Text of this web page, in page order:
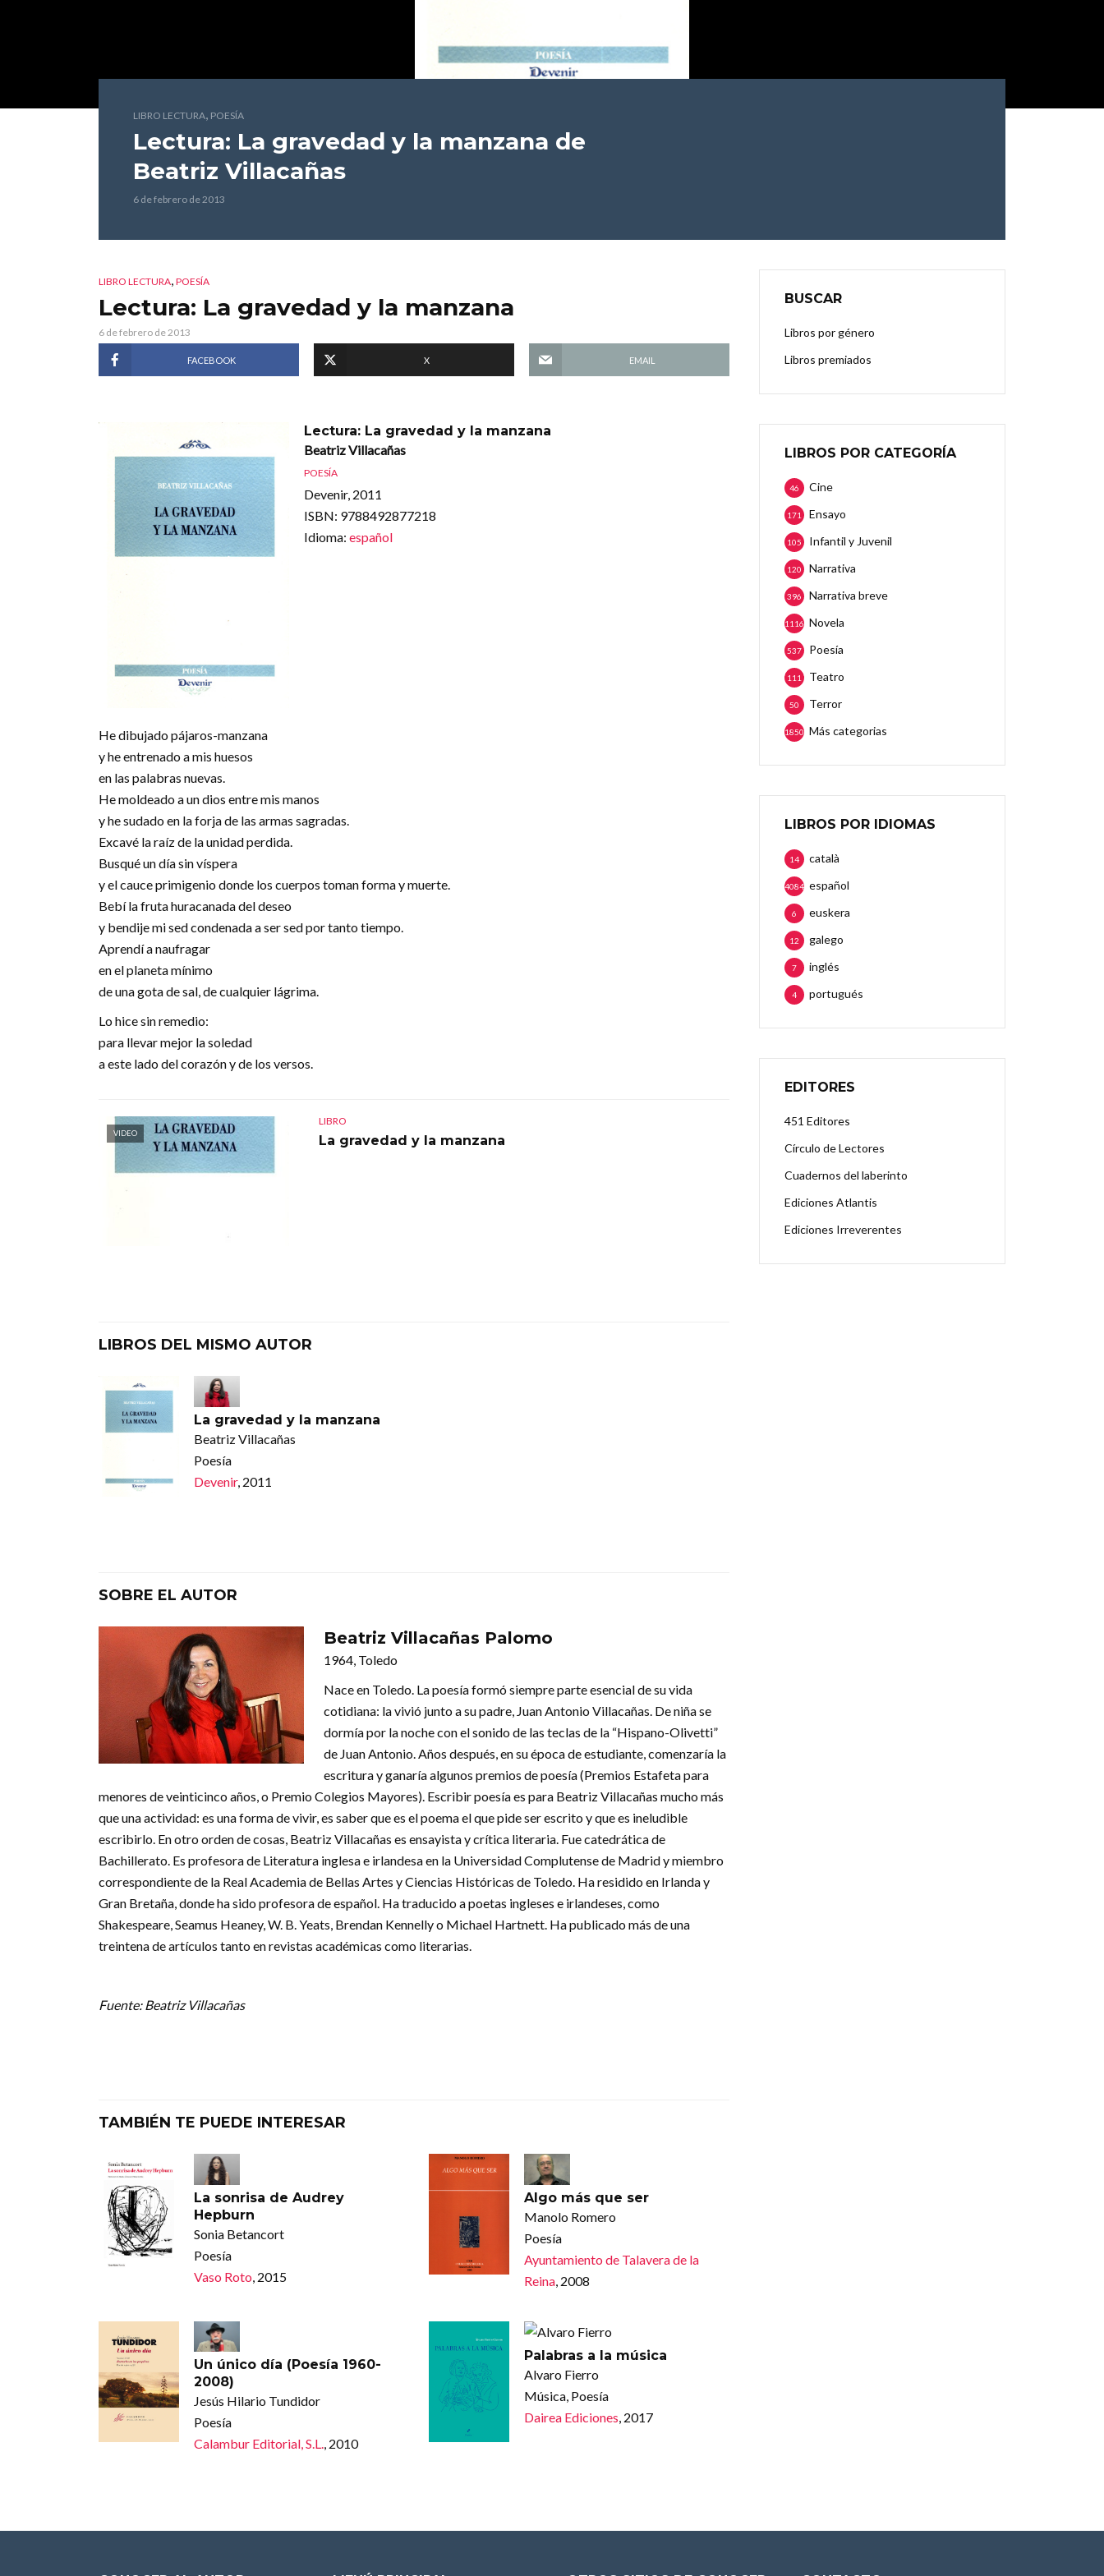
LIBRO LECTURA, POESÍA
Lectura: La gravedad y la manzana de
Beatriz Villacañas
6 de febrero de 2013
LIBRO LECTURA, POESÍA
Lectura: La gravedad y la manzana
6 de febrero de 2013
FACEBOOK X EMAIL
Lectura: La gravedad y la manzana
Beatriz Villacañas
POESÍA
Devenir, 2011
ISBN: 9788492877218
Idioma: español
He dibujado pájaros-manzana
y he entrenado a mis huesos
en las palabras nuevas.
He moldeado a un dios entre mis manos
y he sudado en la forja de las armas sagradas.
Excavé la raíz de la unidad perdida.
Busqué un día sin víspera
y el cauce primigenio donde los cuerpos toman forma y muerte.
Bebí la fruta huracanada del deseo
y bendije mi sed condenada a ser sed por tanto tiempo.
Aprendí a naufragar
en el planeta mínimo
de una gota de sal, de cualquier lágrima.
Lo hice sin remedio:
para llevar mejor la soledad
a este lado del corazón y de los versos.
VIDEO
LIBRO
La gravedad y la manzana
LIBROS DEL MISMO AUTOR
La gravedad y la manzana
Beatriz Villacañas
Poesía
Devenir, 2011
SOBRE EL AUTOR
Beatriz Villacañas Palomo
1964, Toledo
Nace en Toledo. La poesía formó siempre parte esencial de su vida
cotidiana: la vivió junto a su padre, Juan Antonio Villacañas. De niña se
dormía por la noche con el sonido de las teclas de la “Hispano-Olivetti”
de Juan Antonio. Años después, en su época de estudiante, comenzaría la
escritura y ganaría algunos premios de poesía (Premios Estafeta para
menores de veinticinco años, o Premio Colegios Mayores). Escribir poesía es para Beatriz Villacañas mucho más
que una actividad: es una forma de vivir, es saber que es el poema el que pide ser escrito y que es ineludible
escribirlo. En otro orden de cosas, Beatriz Villacañas es ensayista y crítica literaria. Fue catedrática de
Bachillerato. Es profesora de Literatura inglesa e irlandesa en la Universidad Complutense de Madrid y miembro
correspondiente de la Real Academia de Bellas Artes y Ciencias Históricas de Toledo. Ha residido en Irlanda y
Gran Bretaña, donde ha sido profesora de español. Ha traducido a poetas ingleses e irlandeses, como
Shakespeare, Seamus Heaney, W. B. Yeats, Brendan Kennelly o Michael Hartnett. Ha publicado más de una
treintena de artículos tanto en revistas académicas como literarias.
Fuente: Beatriz Villacañas
TAMBIÉN TE PUEDE INTERESAR
La sonrisa de Audrey
Hepburn
Sonia Betancort
Poesía
Vaso Roto , 2015
Algo más que ser
Manolo Romero
Poesía
Ayuntamiento de Talavera de la
Reina, 2008
Un único día (Poesía 1960-
2008)
Jesús Hilario Tundidor
Poesía
Calambur Editorial, S.L., 2010
Palabras a la música
Alvaro Fierro
Música, Poesía
Dairea Ediciones , 2017
BUSCAR
Libros por género
Libros premiados
LIBROS POR CATEGORÍA
Cine
46
Ensayo
171
Infantil y Juvenil
105
Narrativa
120
Narrativa breve
396
Novela
1116
Poesía
537
Teatro
111
Terror
50
Más categorias
1850
LIBROS POR IDIOMAS
català
14
español
4084
euskera
6
galego
12
inglés
7
portugués
4
EDITORES
451 Editores
Círculo de Lectores
Cuadernos del laberinto
Ediciones Atlantis
Ediciones Irreverentes